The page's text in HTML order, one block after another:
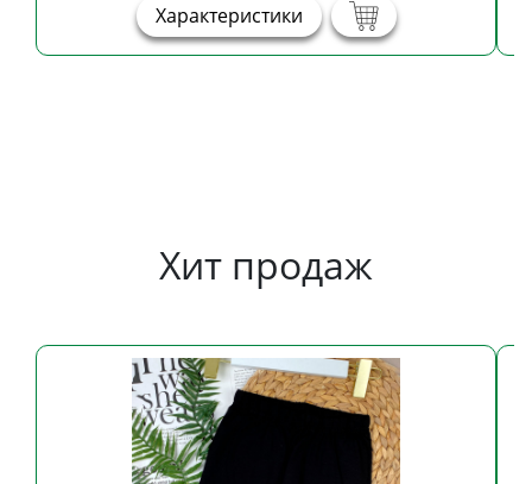
Характеристики
Хит продаж